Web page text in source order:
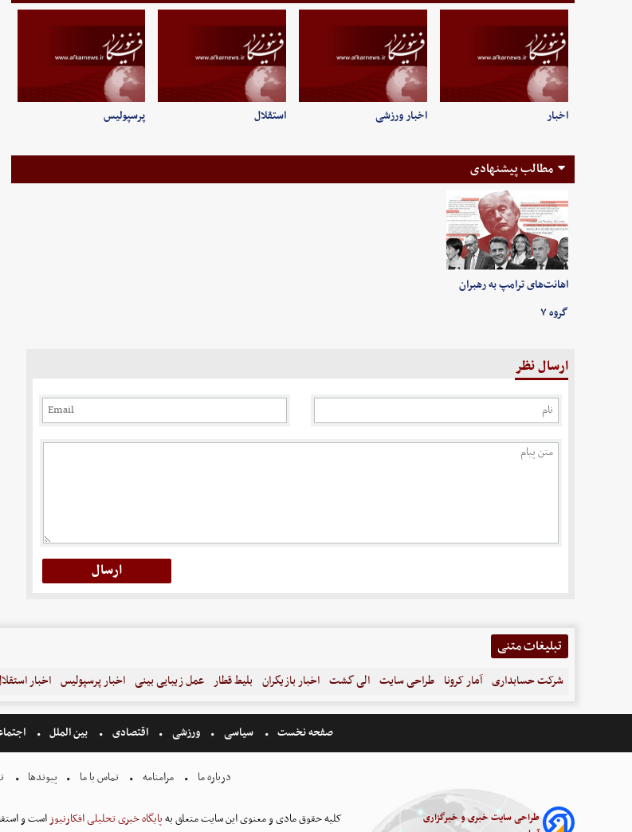
اخبار اخبار ورزشی استقلال پرسپولیس
مطالب پیشنهادی
اهانت‌های ترامپ به رهبران
گروه ۷
ارسال نظر
تبلیغات متنی
شرکت حسابداری آمار کرونا طراحی سایت الی گشت اخبار بازیگران بلیط قطار عمل زیبایی بینی اخبار پرسپولیس اخبار
صفحه نخست سیاسی ورزشی اقتصادی بین الملل
درباره ما مرامنامه تماس با ما پیوندها
طراحی سایت خبری و خبرگزاری
کلیه حقوق مادی و معنوی این سایت متعلق بهپایگاه خبری تحلیلی افکارنیوزاست و